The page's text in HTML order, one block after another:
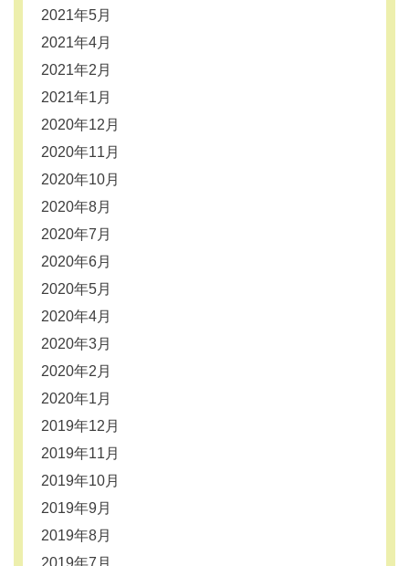
2021年5月
2021年4月
2021年2月
2021年1月
2020年12月
2020年11月
2020年10月
2020年8月
2020年7月
2020年6月
2020年5月
2020年4月
2020年3月
2020年2月
2020年1月
2019年12月
2019年11月
2019年10月
2019年9月
2019年8月
2019年7月